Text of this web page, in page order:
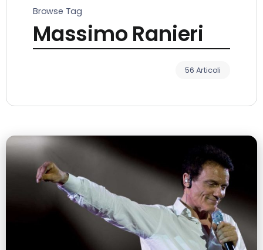
Browse Tag
Massimo Ranieri
56 Articoli